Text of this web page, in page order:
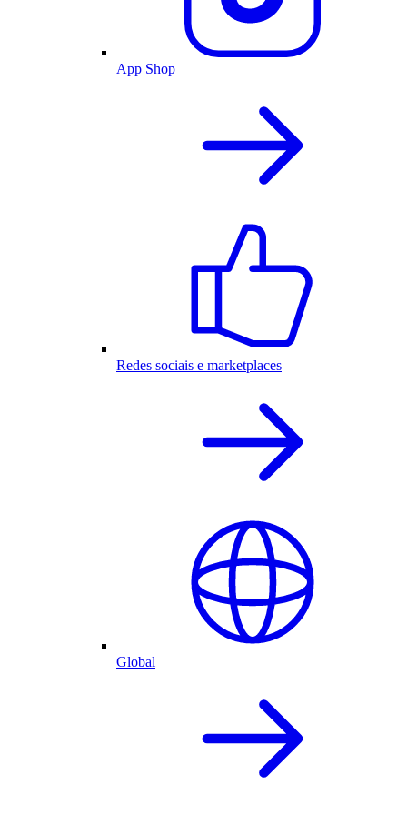
App Shop
Redes sociais e marketplaces
Global